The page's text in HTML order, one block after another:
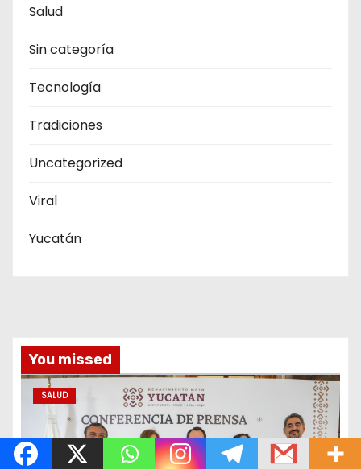
Salud
Sin categoría
Tecnología
Tradiciones
Uncategorized
Viral
Yucatán
You missed
SALUD